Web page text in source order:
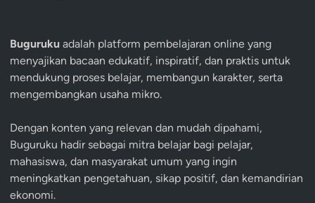
Buguruku adalah platform pembelajaran online yang
menyajikan bacaan edukatif, inspiratif, dan praktis untuk
mendukung proses belajar, membangun karakter, serta
mengembangkan usaha mikro.
Dengan konten yang relevan dan mudah dipahami,
Buguruku hadir sebagai mitra belajar bagi pelajar,
mahasiswa, dan masyarakat umum yang ingin
meningkatkan pengetahuan, sikap positif, dan kemandirian
ekonomi.